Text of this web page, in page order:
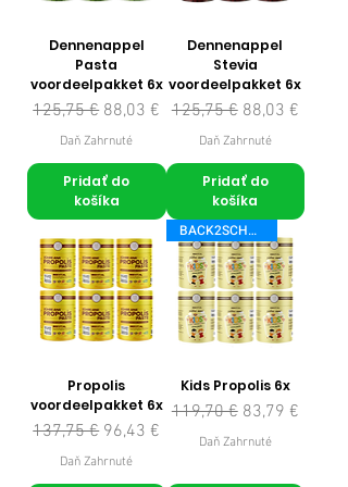
Dennenappel
Pasta
voordeelpakket 6x
Normálna cena
125,75 € Zľavnená cena
88,03 €
Daň Zahrnuté
Pridať do
košíka
Dennenappel
Stevia
voordeelpakket 6x
Normálna cena
125,75 € Zľavnená cena
88,03 €
Daň Zahrnuté
Pridať do
košíka
Propolis
voordeelpakket 6x
Normálna cena
137,75 € Zľavnená cena
96,43 €
Daň Zahrnuté
BACK2SCHOOL
Kids Propolis 6x
Normálna cena
119,70 € Zľavnená cena
83,79 €
Daň Zahrnuté